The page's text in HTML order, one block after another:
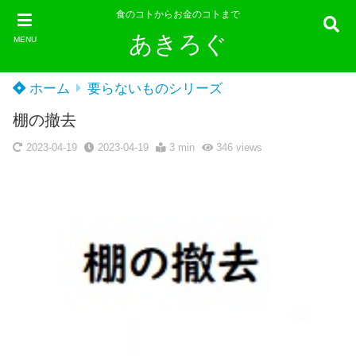
MENU
食のコトからお金のコトまで
あきろぐ
ホーム 要らないものシリーズ
棚の撤去
2023-04-19 2023-04-19 3 min 346views